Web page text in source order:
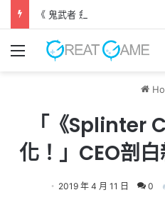
《 鬼武者 劍之道 》 實機試玩
Menu
「《Splinter
化！」CEO剖
2019 年 4 月 11 日 0